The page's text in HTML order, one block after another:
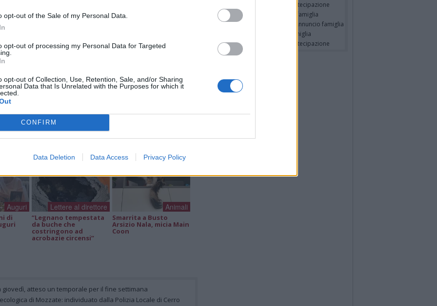
opt-out of the Sale of my Personal Data.
opt-out of processing my Personal Data for Targeted
opt-out of Collection, Use, Retention, Sale, and/or Sharing
Data that Is Unrelated with the Purposes for which it
CONFIRM
Data Deletion Data Access Privacy Policy
non va in ferie: ogni
per te
propone un appuntamento diverso ogni sera, tra
laboratori creativi, sfide musicali e burraco
Auguri
di
Lettere al direttore
“Legnano tempestata
da buche che
costringono ad
acrobazie circensi”
Animali
Smarrita a Busto
Arsizio Nala, micia Main
Coon
atteso un temporale per il fine settimana
di Mozzate: individuato dalla Polizia Locale di Cerro
- Partecipazione
MAURO SPIGAROLO
- Annuncio famiglia
Maria Pia Volpe ved. Pilutti
- Annuncio famiglia
- Annuncio famiglia
Maria Panisi ved. Bianchi
- Partecipazione